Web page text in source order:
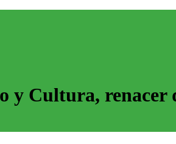
y Cultura, renacer